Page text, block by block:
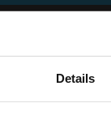
Details